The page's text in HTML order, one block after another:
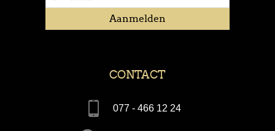
CONTACT
077 - 466 12 24